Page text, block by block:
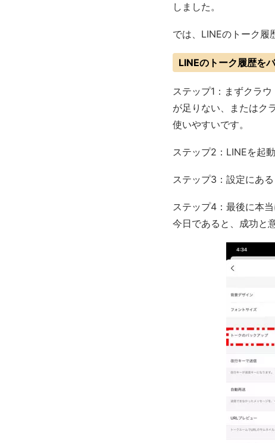
しました。
では、LINEのトーク履
LINEのトーク履歴を
ステップ1：まずクラ
が足りない、またはク
使いやすいです。
ステップ2：LINEを起
ステップ3：設定にあ
ステップ4：最後に本
今日であると、成功と